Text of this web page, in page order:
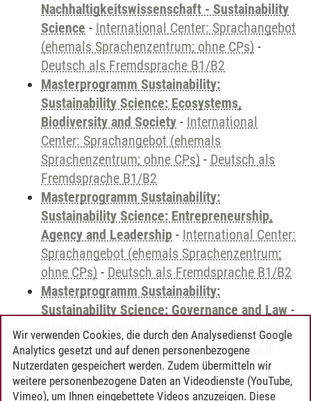
Nachhaltigkeitswissenschaft - Sustainability
Science - International Center: Sprachangebot
(ehemals Sprachenzentrum; ohne CPs) -
Deutsch als Fremdsprache B1/B2
Masterprogramm Sustainability:
Sustainability Science: Ecosystems,
Biodiversity and Society - International
Center: Sprachangebot (ehemals
Sprachenzentrum; ohne CPs) - Deutsch als
Fremdsprache B1/B2
Masterprogramm Sustainability:
Sustainability Science: Entrepreneurship,
Agency and Leadership - International Center:
Sprachangebot (ehemals Sprachenzentrum;
ohne CPs) - Deutsch als Fremdsprache B1/B2
Masterprogramm Sustainability:
Sustainability Science: Governance and Law -
International Center: Sprachangebot (ehemals
Sprachenzentrum; ohne CPs)-Deutsch als
Fremdsprache B1/B2
Wir verwenden Cookies, die durch den Analysedienst Google
Analytics gesetzt und auf denen personenbezogene
Nutzerdaten gespeichert werden. Zudem übermitteln wir
weitere personenbezogene Daten an Videodienste (YouTube,
Vimeo), um Ihnen eingebettete Videos anzuzeigen. Diese